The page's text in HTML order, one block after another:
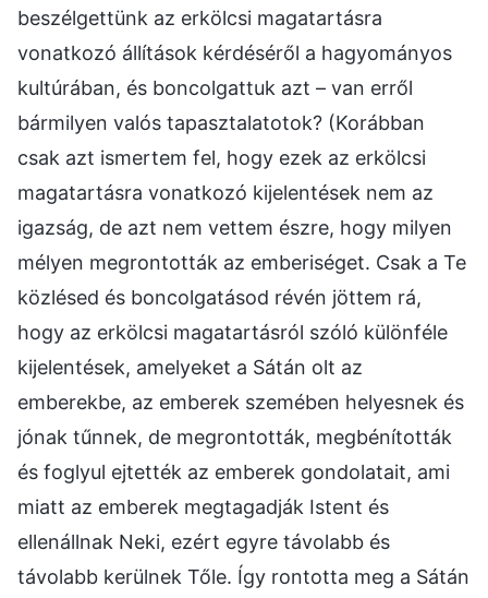
beszélgettünk az erkölcsi magatartásra
vonatkozó állítások kérdéséről a hagyományos
kultúrában, és boncolgattuk azt – van erről
bármilyen valós tapasztalatotok? (Korábban
csak azt ismertem fel, hogy ezek az erkölcsi
magatartásra vonatkozó kijelentések nem az
igazság, de azt nem vettem észre, hogy milyen
mélyen megrontották az emberiséget. Csak a Te
közlésed és boncolgatásod révén jöttem rá,
hogy az erkölcsi magatartásról szóló különféle
kijelentések, amelyeket a Sátán olt az
emberekbe, az emberek szemében helyesnek és
jónak tűnnek, de megrontották, megbénították
és foglyul ejtették az emberek gondolatait, ami
miatt az emberek megtagadják Istent és
ellenállnak Neki, ezért egyre távolabb és
távolabb kerülnek Tőle. Így rontotta meg a Sátán